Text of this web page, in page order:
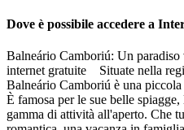
Dove è possibile accedere a
Balneário Camboriú: Un paradiso
internet gratuite Situate nella
Balneário Camboriú è una
È famosa per le sue belle
gamma di attività all'aperto. Che